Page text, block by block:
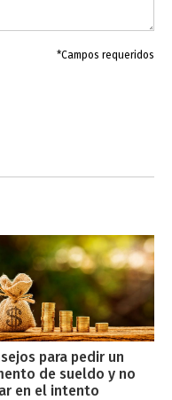
*Campos requeridos
para pedir un
de sueldo y no
en el intento